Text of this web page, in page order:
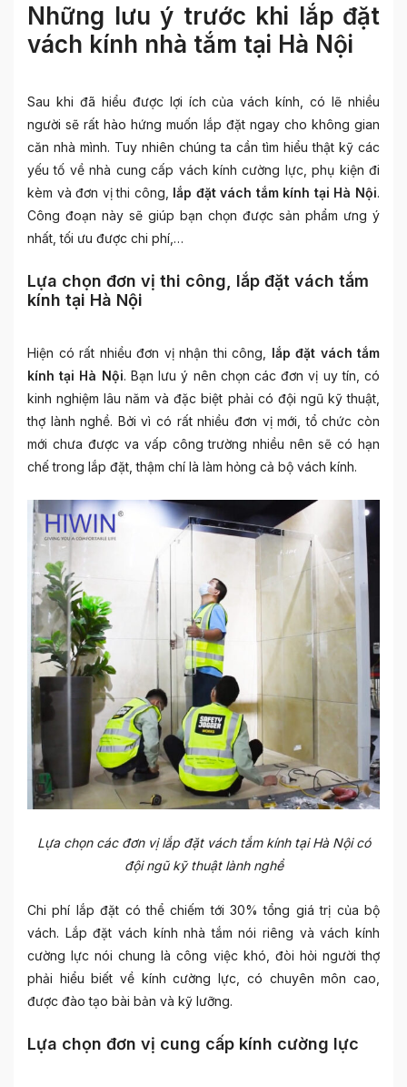
Những lưu ý trước khi lắp đặt
vách kính nhà tắm tại Hà Nội
Sau khi đã hiểu được lợi ích của vách kính, có lẽ nhiều
người sẽ rất hào hứng muốn lắp đặt ngay cho không gian
căn nhà mình. Tuy nhiên chúng ta cần tìm hiểu thật kỹ các
yếu tố về nhà cung cấp vách kính cường lực, phụ kiện đi
kèm và đơn vị thi công, lắp đặt vách tắm kính tại Hà Nội.
Công đoạn này sẽ giúp bạn chọn được sản phẩm ưng ý
nhất, tối ưu được chi phí,…
Lựa chọn đơn vị thi công, lắp đặt vách tắm
kính tại Hà Nội
Hiện có rất nhiều đơn vị nhận thi công, lắp đặt vách tắm
kính tại Hà Nội. Bạn lưu ý nên chọn các đơn vị uy tín, có
kinh nghiệm lâu năm và đặc biệt phải có đội ngũ kỹ thuật,
thợ lành nghề. Bởi vì có rất nhiều đơn vị mới, tổ chức còn
mới chưa được va vấp công trường nhiều nên sẽ có hạn
chế trong lắp đặt, thậm chí là làm hỏng cả bộ vách kính.
Lựa chọn các đơn vị lắp đặt vách tắm kính tại Hà Nội có
đội ngũ kỹ thuật lành nghề
Chi phí lắp đặt có thể chiếm tới 30% tổng giá trị của bộ
vách. Lắp đặt vách kính nhà tắm nói riêng và vách kính
cường lực nói chung là công việc khó, đòi hỏi người thợ
phải hiểu biết về kính cường lực, có chuyên môn cao,
được đào tạo bài bản và kỹ lưỡng.
Lựa chọn đơn vị cung cấp kính cường lực